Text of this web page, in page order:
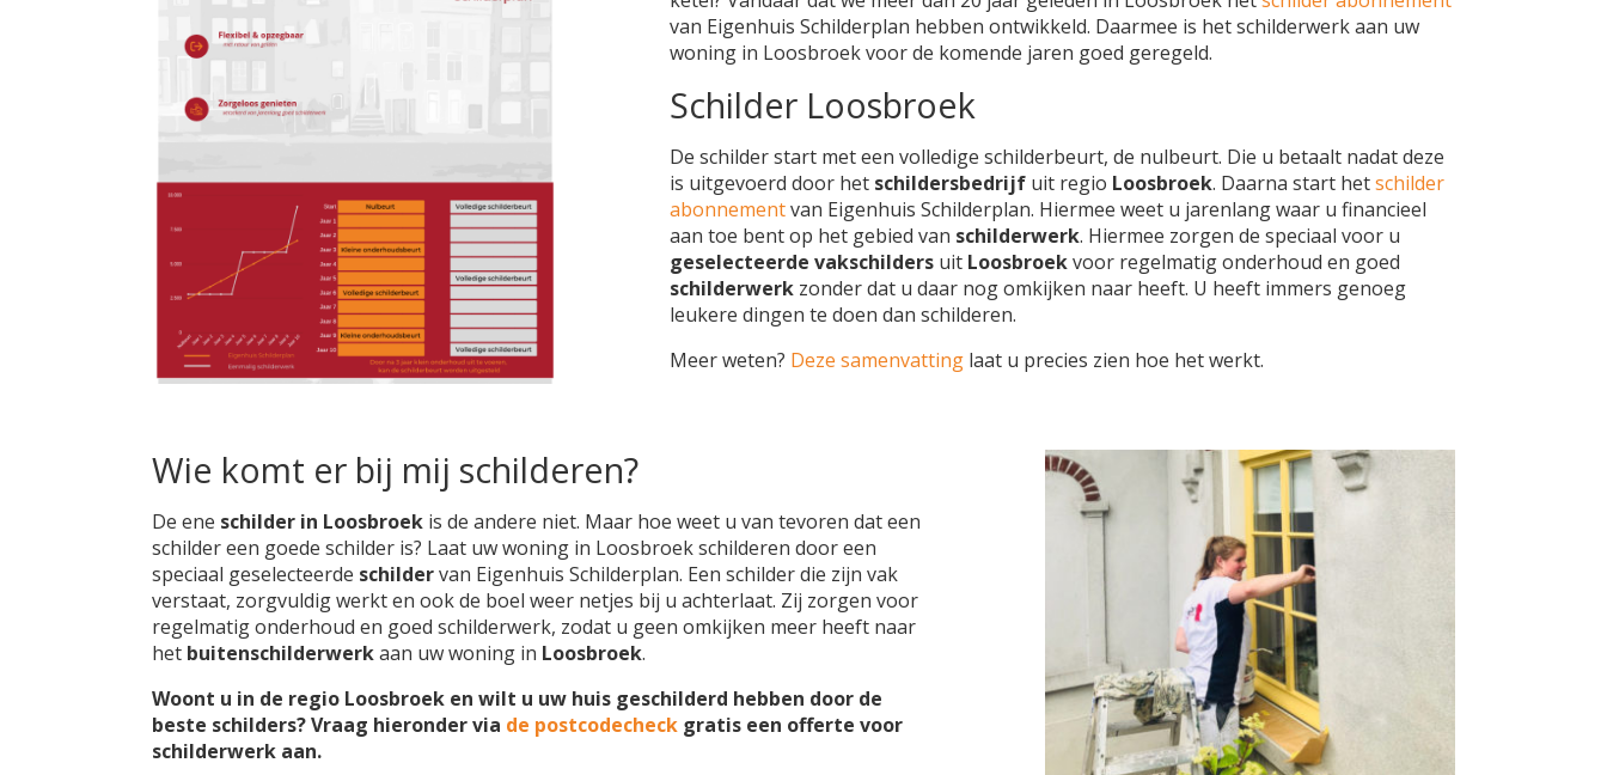
van Eigenhuis Schilderplan hebben ontwikkeld. Daarmee is het schilderwerk aan uw
woning in Loosbroek voor de komende jaren goed geregeld.
Schilder Loosbroek
De schilder start met een volledige schilderbeurt, de nulbeurt. Die u betaalt nadat deze
is uitgevoerd door het schildersbedrijf uit regio Loosbroek. Daarna start hetschilder
abonnementvan Eigenhuis Schilderplan. Hiermee weet u jarenlang waar u financieel
aan toe bent op het gebied van schilderwerk. Hiermee zorgen de speciaal voor u
geselecteerde vakschilders uit Loosbroekvoor regelmatig onderhoud en goed
schilderwerk zonder dat u daar nog omkijken naar heeft. U heeft immers genoeg
leukere dingen te doen dan schilderen.
Meer weten? Deze samenvatting laat u precies zien hoe het werkt.
Wie komt er bij mij schilderen?
De ene schilder in Loosbroek is de andere niet. Maar hoe weet u van tevoren dat een
schilder een goede schilder is? Laat uw woning in Loosbroek schilderen door een
speciaal geselecteerde schildervan Eigenhuis Schilderplan. Een schilder die zijn vak
verstaat, zorgvuldig werkt en ook de boel weer netjes bij u achterlaat. Zij zorgen voor
regelmatig onderhoud en goed schilderwerk, zodat u geen omkijken meer heeft naar
het buitenschilderwerkaan uw woning in Loosbroek.
Woont u in de regio Loosbroek en wilt u uw huis geschilderd hebben door de
beste schilders? Vraag hieronder via de postcodecheck gratis een offerte voor
schilderwerk aan.